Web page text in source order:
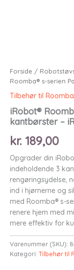
Forside /
Roomba® s-serien
Tilbehør til
iRobot®
kantbørster –
kr. 189,00
Opgrader din
indeholdende 3
rengøringsydelse,
ind i hjørnerne og
med Roomba® s-
renere hjem med
mere effektiv for
Varenummer (SKU):
Kategori: Tilbehør til